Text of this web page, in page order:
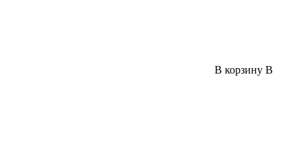
В корзину В